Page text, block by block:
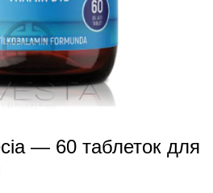
— 60 таблеток для